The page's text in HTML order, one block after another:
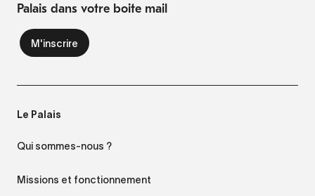
Palais dans votre boite mail
Le Palais
Qui sommes-nous ?
Missions et fonctionnement